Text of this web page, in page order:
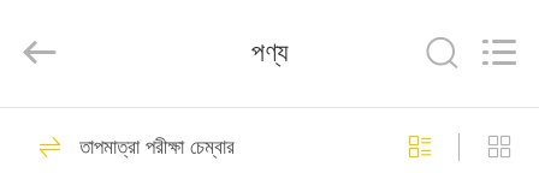
Simulation
Industry.
Reserved.
পণ্য
তাপমাত্রা পরীক্ষা চেম্বার